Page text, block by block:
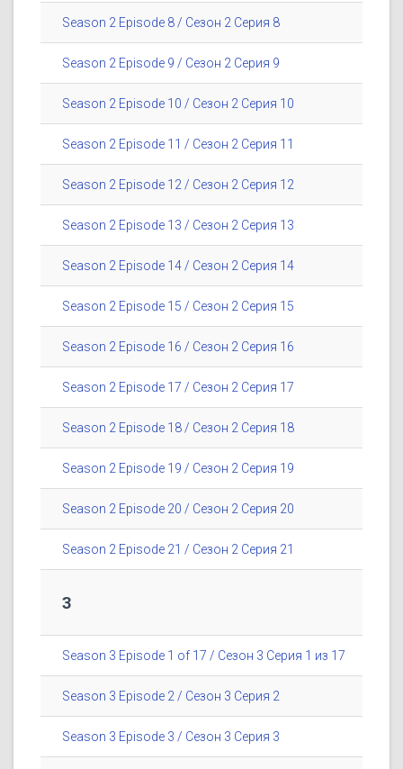
Season 2 Episode 8 / Сезон 2 Серия 8
Season 2 Episode 9 / Сезон 2 Серия 9
Season 2 Episode 10 / Сезон 2 Серия 10
Season 2 Episode 11 / Сезон 2 Серия 11
Season 2 Episode 12 / Сезон 2 Серия 12
Season 2 Episode 13 / Сезон 2 Серия 13
Season 2 Episode 14 / Сезон 2 Серия 14
Season 2 Episode 15 / Сезон 2 Серия 15
Season 2 Episode 16 / Сезон 2 Серия 16
Season 2 Episode 17 / Сезон 2 Серия 17
Season 2 Episode 18 / Сезон 2 Серия 18
Season 2 Episode 19 / Сезон 2 Серия 19
Season 2 Episode 20 / Сезон 2 Серия 20
Season 2 Episode 21 / Сезон 2 Серия 21
3
Season 3 Episode 1 of 17 / Сезон 3 Серия 1 из 17
Season 3 Episode 2 / Сезон 3 Серия 2
Season 3 Episode 3 / Сезон 3 Серия 3